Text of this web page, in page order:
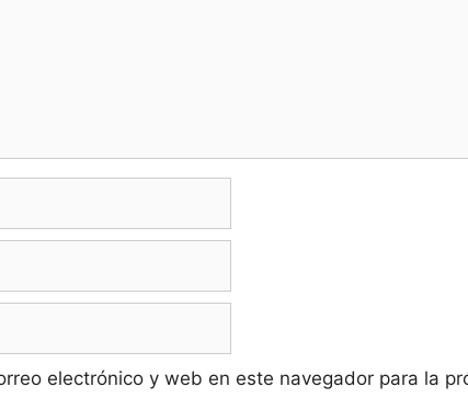
electrónico y web en este navegador para la